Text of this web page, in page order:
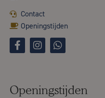
Contact
Openingstijden
Openingstijden